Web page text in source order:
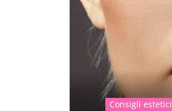
Consigli estetici